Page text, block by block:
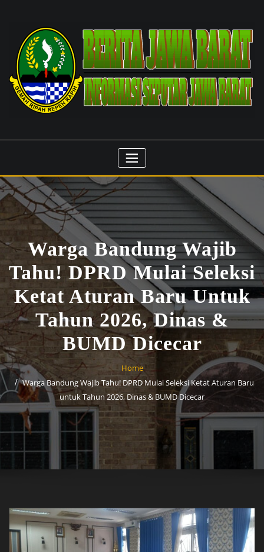
Warga Bandung Wajib
Tahu! DPRD Mulai Seleksi
Ketat Aturan Baru Untuk
Tahun 2026, Dinas &
BUMD Dicecar
Home
Warga Bandung Wajib Tahu! DPRD Mulai Seleksi Ketat Aturan Baru
untuk Tahun 2026, Dinas & BUMD Dicecar